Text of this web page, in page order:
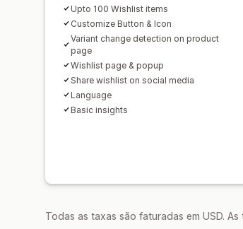
Upto 100 Wishlist items
Customize Button & Icon
Variant change detection on product
page
Wishlist page & popup
Share wishlist on social media
Language
Basic insights
Todas as taxas são faturadas em USD.